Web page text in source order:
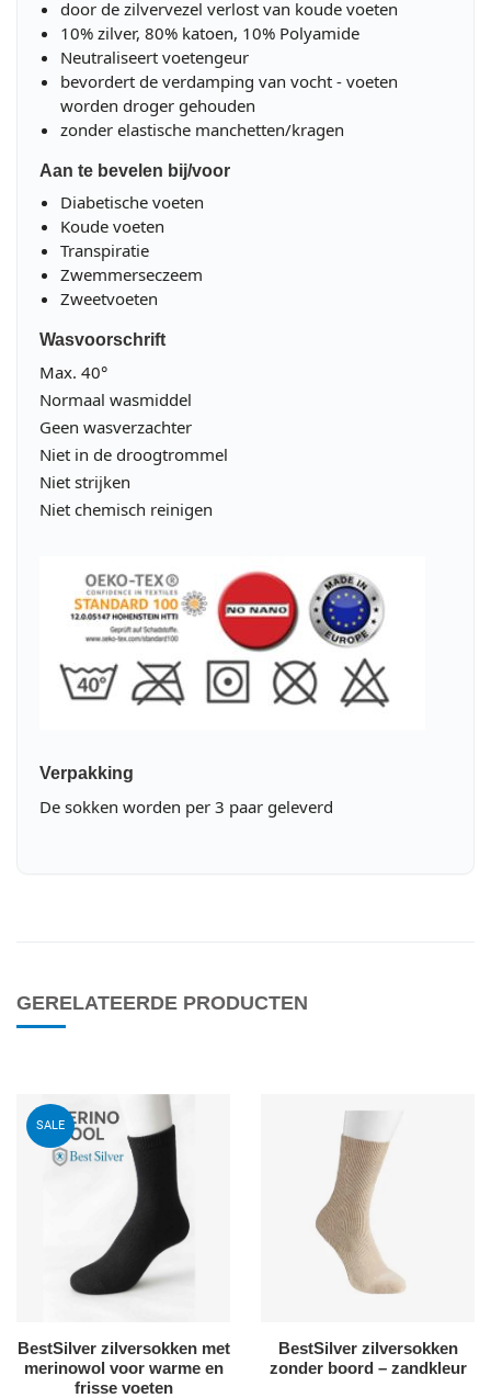
door de zilvervezel verlost van koude voeten
10% zilver, 80% katoen, 10% Polyamide
Neutraliseert voetengeur
bevordert de verdamping van vocht - voeten
worden droger gehouden
zonder elastische manchetten/kragen
Aan te bevelen bij/voor
Diabetische voeten
Koude voeten
Transpiratie
Zwemmerseczeem
Zweetvoeten
Wasvoorschrift
Max. 40°
Normaal wasmiddel
Geen wasverzachter
Niet in de droogtrommel
Niet strijken
Niet chemisch reinigen
Verpakking
De sokken worden per 3 paar geleverd
GERELATEERDE PRODUCTEN
SALE
Voeg toe aan mijn wenslijst
BestSilver zilversokken met
merinowol voor warme en
frisse voeten
BestSilver zilversokken
zonder boord – zandkleur